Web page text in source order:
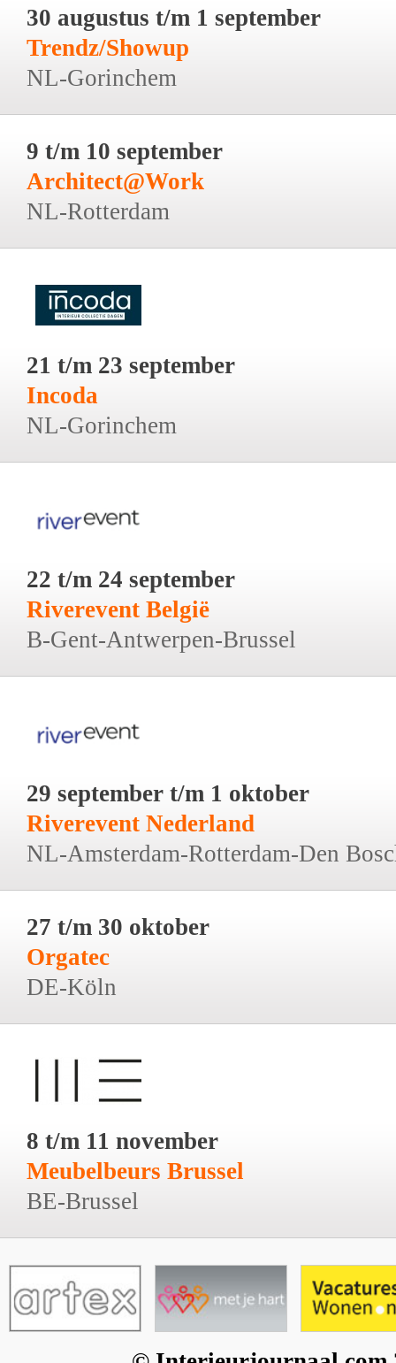
30 augustus t/m 1 september
Trendz/Showup
NL-Gorinchem
9 t/m 10 september
Architect@Work
NL-Rotterdam
21 t/m 23 september
Incoda
NL-Gorinchem
22 t/m 24 september
Riverevent België
B-Gent-Antwerpen-Brussel
29 september t/m 1 oktober
Riverevent Nederland
NL-Amsterdam-Rotterdam-Den
27 t/m 30 oktober
Orgatec
DE-Köln
8 t/m 11 november
Meubelbeurs Brussel
BE-Brussel